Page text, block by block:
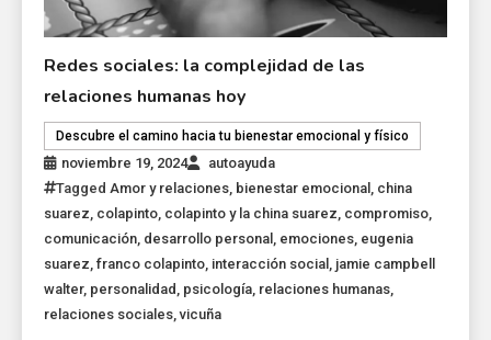
Redes sociales: la complejidad de las
relaciones humanas hoy
Descubre el camino hacia tu bienestar emocional y físico
noviembre 19, 2024
autoayuda
Tagged Amor y relaciones bienestar emocional china
suarez colapinto colapinto y la china suarez compromiso
comunicación desarrollo personal emociones eugenia
suarez ,franco colapinto interacción social jamie campbell
walter, personalidad psicología relaciones humanas
relaciones sociales ,vicuña